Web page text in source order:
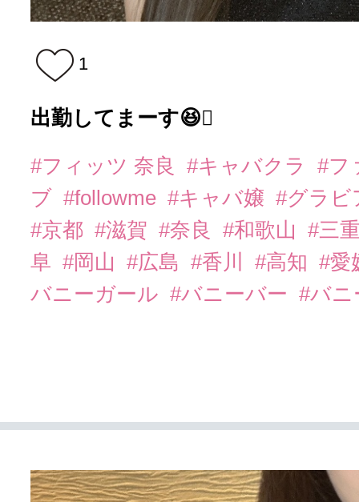
1
出勤してまーす😆🫪
#フィッツ 奈良 #キャバクラ
#フ
ブ #followme #キャバ嬢 #グラ
#京都 #滋賀 #奈良 #和歌山
#三
阜 #岡山 #広島 #香川 #高知 #愛
バニーガール #バニーバー #バ